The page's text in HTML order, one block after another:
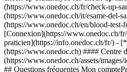
(https://www.onedoc.ch/fr/check-up-
(https://www.onedoc.ch/it/esame-del-
(https://www.onedoc.ch/en/blood-test-
[Connexion](https://www.onedoc.ch/
praticien](https://info.onedoc.ch/fr/) -
(https://www.onedoc.ch) #### Centre
(https://www.onedoc.ch/assets/
## Questions fréquentes Mon